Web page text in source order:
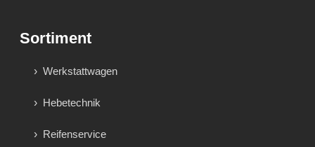
Sortiment
Werkstattwagen
Hebetechnik
Reifenservice